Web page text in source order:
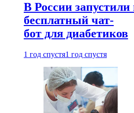
В России
бесплатный чат-
бот для диабетиков
1 год спустя1 год спустя